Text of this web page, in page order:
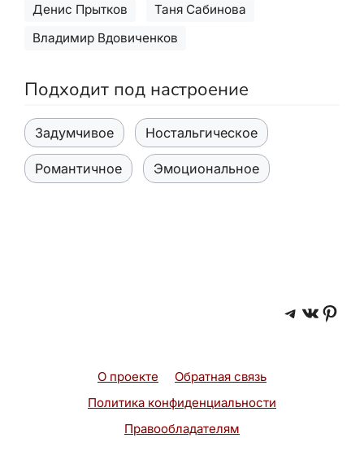
Денис Прытков
Таня Сабинова
Владимир Вдовиченков
Подходит под настроение
Задумчивое Ностальгическое
Романтичное Эмоциональное
О проекте
Обратная связь
Политика конфиденциальности
Правообладателям